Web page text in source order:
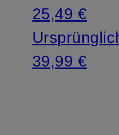
25,49 €
39,99 €